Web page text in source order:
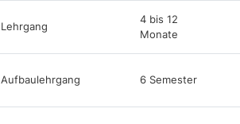
Lehrgang
4 bis 12
Monate
Aufbaulehrgang 6 Semester